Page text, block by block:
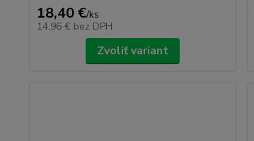
18,40 €/ks
14,96 € bez DPH
Zvoliť variant